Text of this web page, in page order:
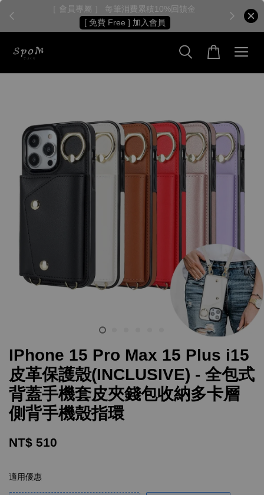
［ 會員專屬 ］ 每筆消費累積10%回饋金
[ 免費 Free ] 加入會員
IPhone 15 Pro Max 15 Plus i15
皮革保護殼(INCLUSIVE) - 全包式
背蓋手機套皮夾錢包收納多卡層
側背手機殼指環
NT$ 510
適用優惠